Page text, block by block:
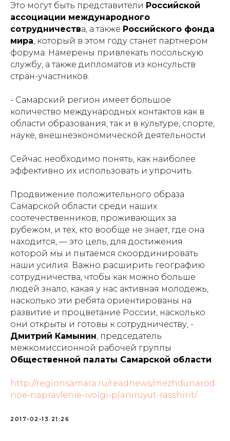
Это могут быть представители Российской
ассоциации международного
сотрудничества, а также Российского фонда
мира, который в этом году станет партнером
форума. Намерены привлекать посольскую
службу, а также дипломатов из консульств
стран-участников.
- Самарский регион имеет большое
количество международных контактов как в
области образования, так и в культуре, спорте,
науке, внешнеэкономической деятельности.
Сейчас необходимо понять, как наиболее
эффективно их использовать и упрочить.
Продвижение положительного образа
Самарской области среди наших
соотечественников, проживающих за
рубежом, и тех, кто вообще не знает, где она
находится, — это цель, для достижения
которой мы и пытаемся скоординировать
наши усилия. Важно расширить географию
сотрудничества, чтобы как можно больше
людей знало, какая у нас активная молодежь,
насколько эти ребята ориентированы на
развитие и процветание России, насколько
они открыты и готовы к сотрудничеству, -
Дмитрий Камынин, председатель
межкомиссионной рабочей группы
Общественной палаты Самарской области.
http://regionsamara.ru/readnews/mezhdunarod
noe-napravlenie-ivolgi-planiruyut-rasshirit/
2017-02-13 21:26